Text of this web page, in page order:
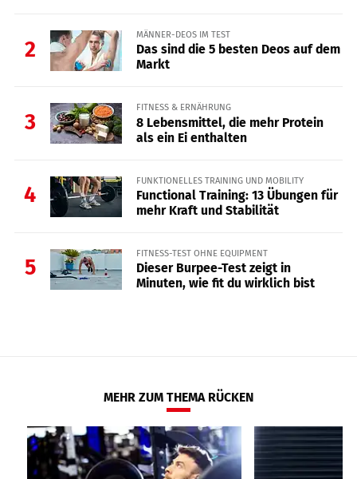
2
MÄNNER-DEOS IM TEST
Das sind die 5 besten Deos auf dem
Markt
3
FITNESS & ERNÄHRUNG
8 Lebensmittel, die mehr Protein
als ein Ei enthalten
4
FUNKTIONELLES TRAINING UND MOBILITY
Functional Training: 13 Übungen für
mehr Kraft und Stabilität
5
FITNESS-TEST OHNE EQUIPMENT
Dieser Burpee-Test zeigt in
Minuten, wie fit du wirklich bist
MEHR ZUM THEMA RÜCKEN